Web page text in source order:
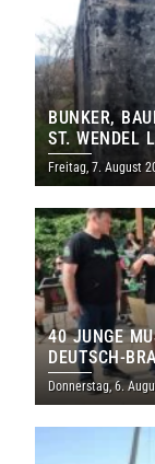
BUNKER,
ST. WENDEL
DENKMALS
Freitag, 7. August
40 JUNGE
DEUTSCH-
THOLEY
Donnerstag, 6.